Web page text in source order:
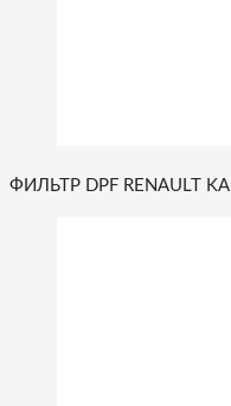
ФИЛЬТР DPF RENAULT